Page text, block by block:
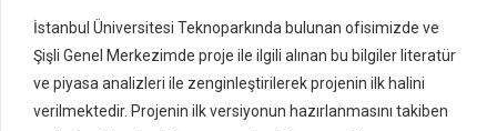
İstanbul Üniversitesi Teknoparkında bulunan ofisimizde ve
Şişli Genel Merkezimde proje ile ilgili alınan bu bilgiler literatür
ve piyasa analizleri ile zenginleştirilerek projenin ilk halini
verilmektedir. Projenin ilk versiyonun hazırlanmasını takiben